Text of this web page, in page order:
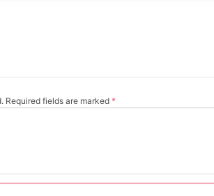
Required fields are marked *